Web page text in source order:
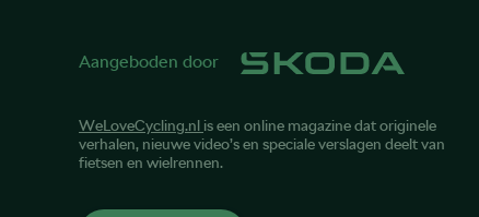
Aangeboden door
WeLoveCycling.nl is een online magazine dat originele
verhalen, nieuwe video’s en speciale verslagen deelt van
fietsen en wielrennen.